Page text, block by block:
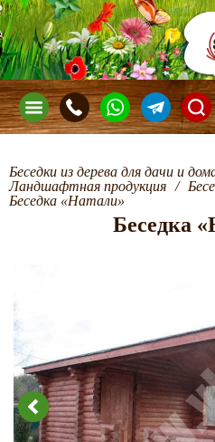
Беседки из дерева для дачи и
Ландшафтная продукция /
Беседка «Натали»
Беседка